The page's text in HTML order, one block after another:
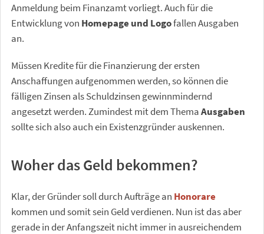
Anmeldung beim Finanzamt vorliegt. Auch für die
Entwicklung von Homepage und Logofallen Ausgaben
an.
Müssen Kredite für die Finanzierung der ersten
Anschaffungen aufgenommen werden, so können die
fälligen Zinsen als Schuldzinsen gewinnmindernd
angesetzt werden. Zumindest mit dem ThemaAusgaben
sollte sich also auch ein Existenzgründer auskennen.
Woher das Geld bekommen?
Klar, der Gründer soll durch Aufträge an Honorare
kommen und somit sein Geld verdienen. Nun ist das aber
gerade in der Anfangszeit nicht immer in ausreichendem